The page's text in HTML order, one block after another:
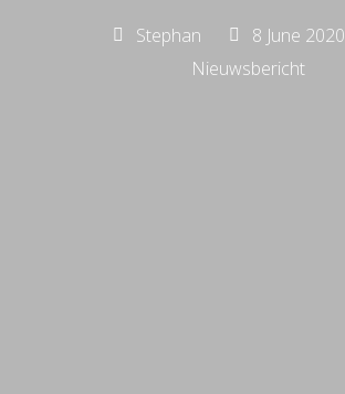
Stephan
8 June 2020
Nieuwsbericht